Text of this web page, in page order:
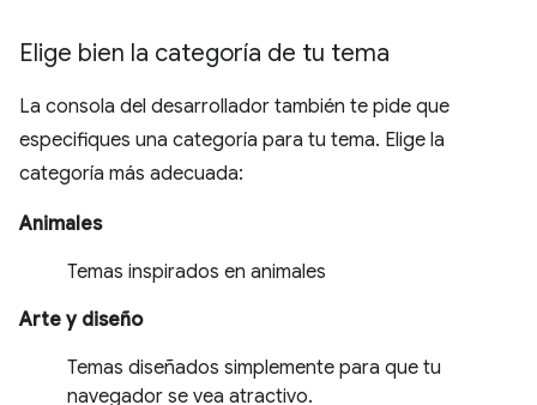
Elige bien la categoría de tu tema
La consola del desarrollador también te pide que
especifiques una categoría para tu tema. Elige la
categoría más adecuada:
Animales
Temas inspirados en animales
Arte y diseño
Temas diseñados simplemente para que tu
navegador se vea atractivo.